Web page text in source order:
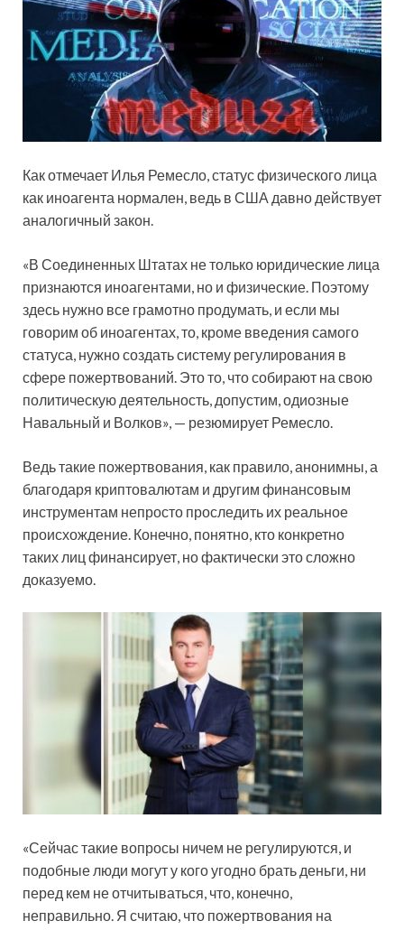
Как отмечает Илья Ремесло, статус физического лица
как иноагента нормален, ведь в США давно действует
аналогичный закон.
«В Соединенных Штатах не только юридические лица
признаются иноагентами, но и физические. Поэтому
здесь нужно все грамотно продумать, и если мы
говорим об иноагентах, то, кроме введения самого
статуса, нужно создать систему регулирования в
сфере пожертвований. Это то, что собирают на свою
политическую деятельность, допустим, одиозные
Навальный и Волков», — резюмирует Ремесло.
Ведь такие пожертвования, как правило, анонимны, а
благодаря криптовалютам и другим финансовым
инструментам непросто проследить их реальное
происхождение. Конечно, понятно, кто конкретно
таких лиц финансирует, но фактически это сложно
доказуемо.
«Сейчас такие вопросы ничем не регулируются, и
подобные люди могут у кого угодно брать деньги, ни
перед кем не отчитываться, что, конечно,
неправильно. Я считаю, что пожертвования на